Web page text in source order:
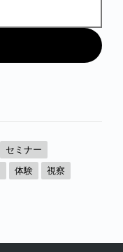
セミナー
体験 視察